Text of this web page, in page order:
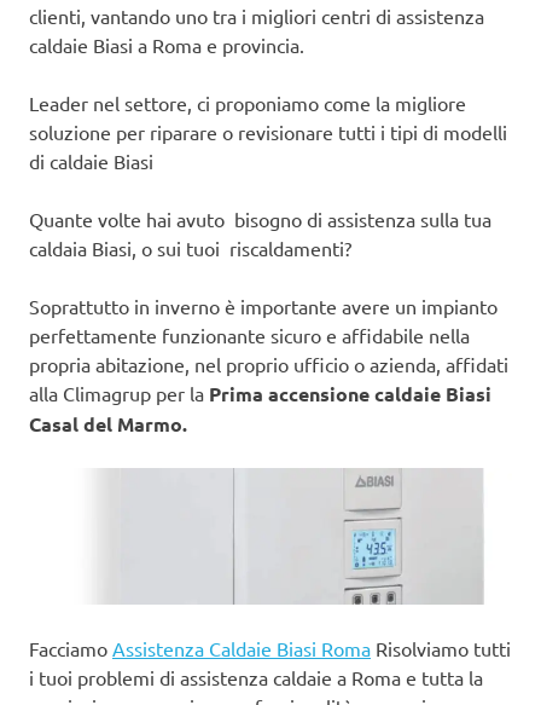
clienti, vantando uno tra i migliori centri di assistenza
caldaie Biasi a Roma e provincia.
Leader nel settore, ci proponiamo come la migliore
soluzione per riparare o revisionare tutti i tipi di modelli
di caldaie Biasi
Quante volte hai avuto bisogno di assistenza sulla tua
caldaia Biasi, o sui tuoi riscaldamenti?
Soprattutto in inverno è importante avere un impianto
perfettamente funzionante sicuro e affidabile nella
propria abitazione, nel proprio ufficio o azienda, affidati
alla Climagrup per la Prima accensione caldaie Biasi
Casal del Marmo.
Facciamo Assistenza Caldaie Biasi Roma Risolviamo tutti
i tuoi problemi di assistenza caldaie a Roma e tutta la